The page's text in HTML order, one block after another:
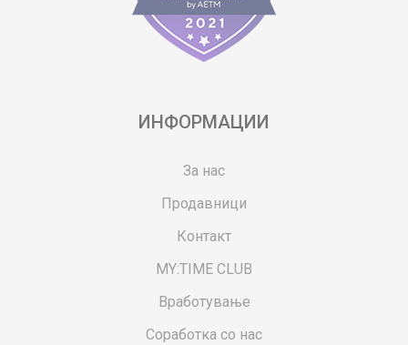
ИНФОРМАЦИИ
За нас
Продавници
Контакт
MY:TIME CLUB
Вработување
Соработка со нас